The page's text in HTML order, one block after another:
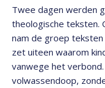
Twee dagen werden
theologische teksten.
nam de groep teksten
zet uiteen waarom
vanwege het
volwassendoop,